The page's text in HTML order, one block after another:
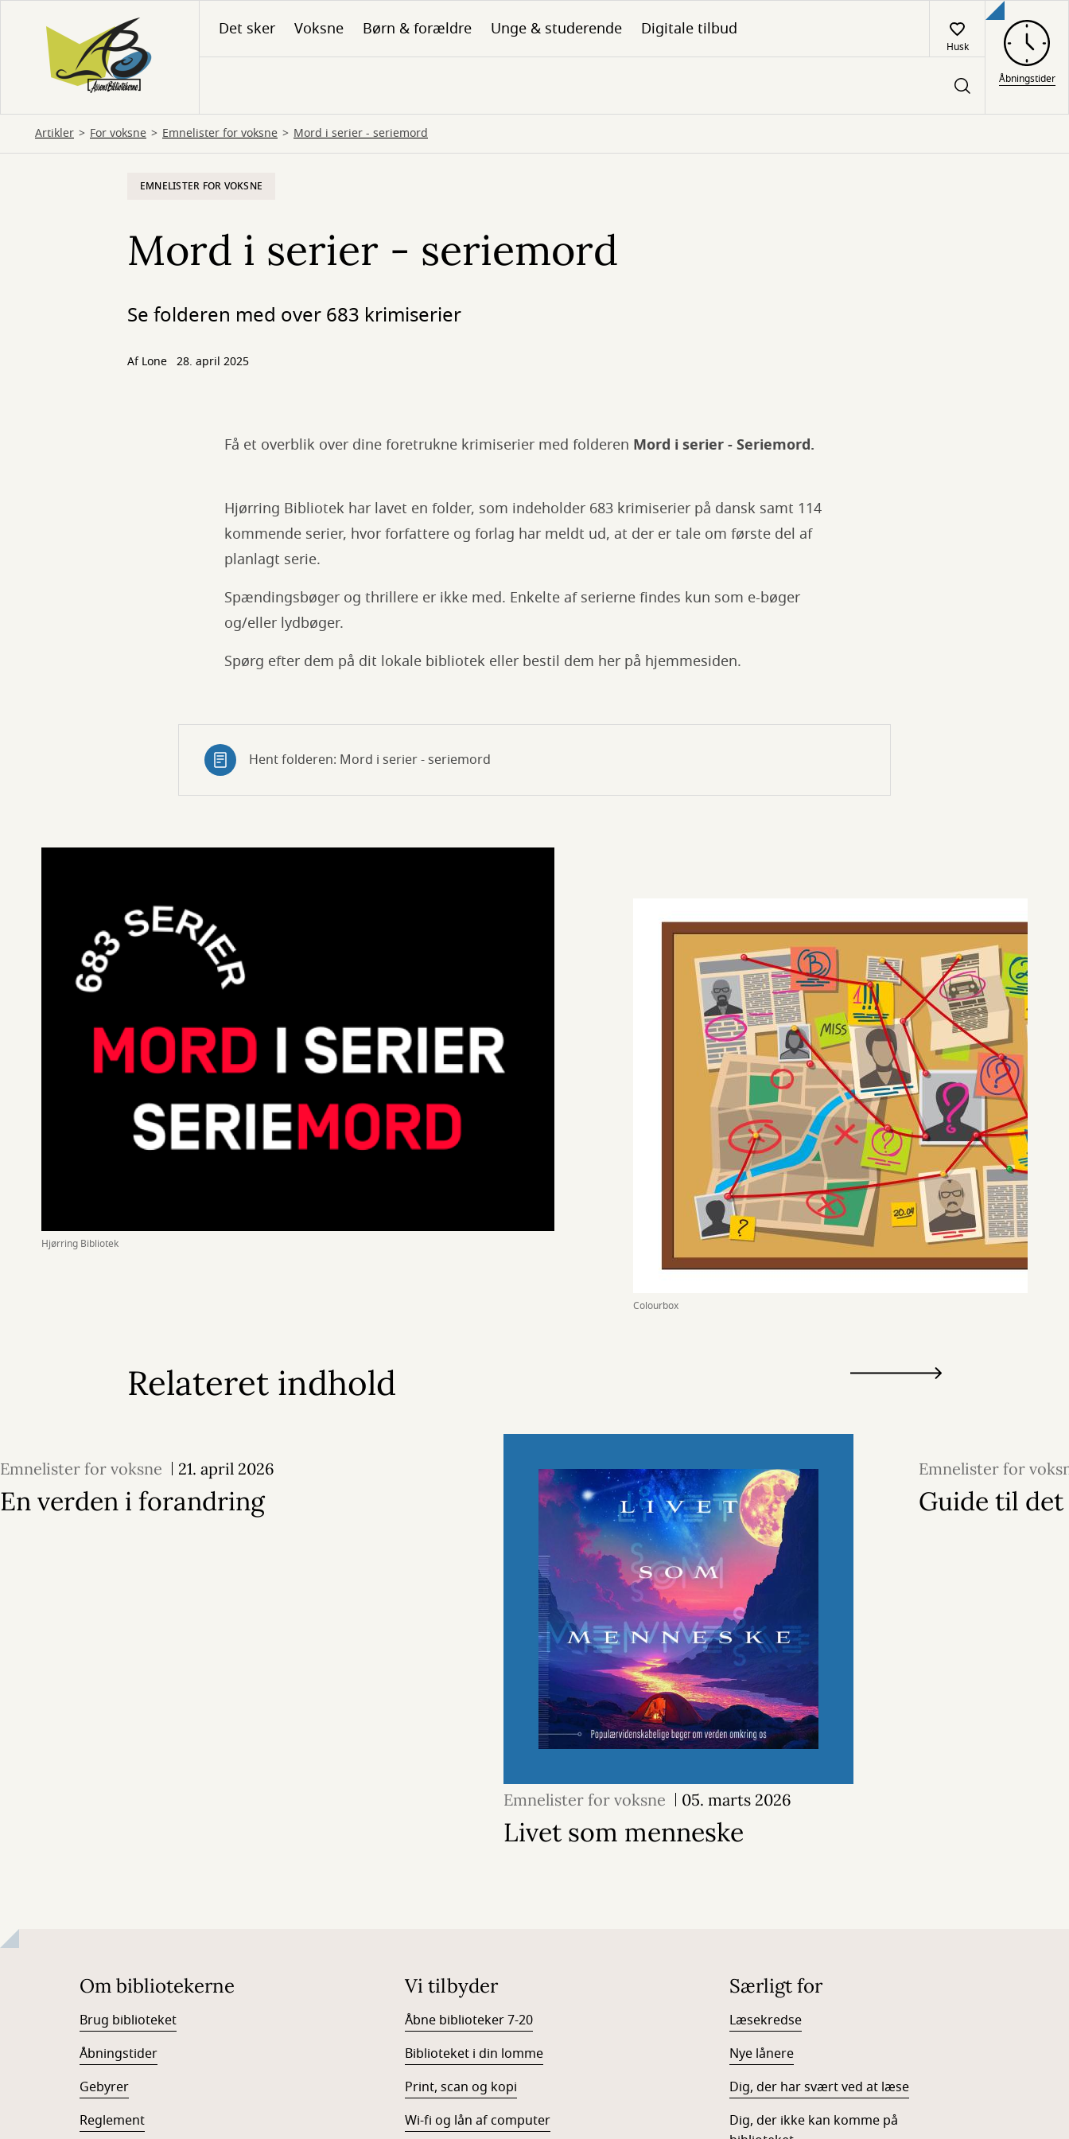
hovedindhold
Det sker Voksne Børn & forældre Unge & studerende Digitale tilbud
Husk
Åbningstider
Artikler For voksne Emnelister for voksne Mord i serier - seriemord
EMNELISTER FOR VOKSNE
Mord i serier - seriemord
Se folderen med over 683 krimiserier
AfLone 28. april 2025
Få et overblik over dine foretrukne krimiserier med folderen Mord i serier - Seriemord.
Hjørring Bibliotek har lavet en folder, som indeholder 683 krimiserier på dansk samt 114
kommende serier, hvor forfattere og forlag har meldt ud, at der er tale om første del af
planlagt serie.
Spændingsbøger og thrillere er ikke med. Enkelte af serierne findes kun som e-bøger
og/eller lydbøger.
Spørg efter dem på dit lokale bibliotek eller bestil dem her på hjemmesiden.
Hent folderen: Mord i serier - seriemord
Hjørring Bibliotek
Colourbox
Relateret indhold
Emnelister for voksne 21. april 2026
En verden i forandring
Emnelister for voksne 05. marts 2026
Livet som menneske
Emnelister for
2026
Guide til
Om bibliotekerne
Brug biblioteket
Åbningstider
Gebyrer
Reglement
Vi tilbyder
Åbne biblioteker 7-20
Biblioteket i din lomme
Print, scan og kopi
Wi-fi og lån af computer
Særligt for
Læsekredse
Nye lånere
Dig, der har svært ved at læse
Dig, der ikke kan komme på